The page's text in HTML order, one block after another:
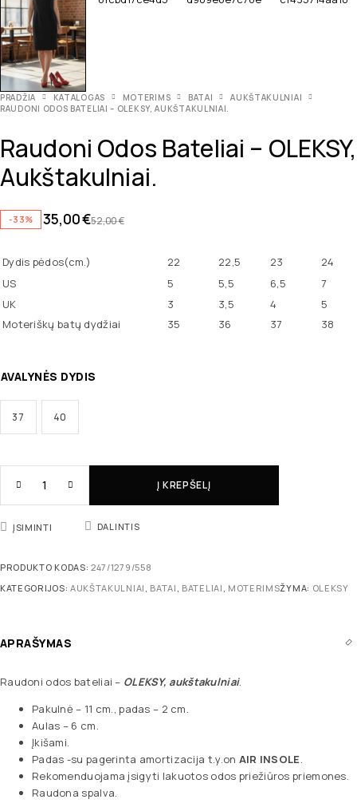
PRADŽIA KATALOGAS MOTERIMS BATAI
AUKŠTAKULNIAI
RAUDONI ODOS BATELIAI – OLEKSY, AUKŠTAKULNIAI.
Raudoni Odos Bateliai – OLEKSY,
Aukštakulniai.
-33% 52,00€
35,00€
Dydis pėdos(cm.) 22 22,5 23
24
US
5 5,5 6,5
7
UK
3 3,5 4
5
Moteriškų batų dydžiai
35 36 37 38
AVALYNĖS DYDIS
37 40
Į KREPŠELĮ
ĮSIMINTI DALINTIS
PRODUKTO KODAS: 247/1279/558
KATEGORIJOS: AUKŠTAKULNIAI BATAI BATELIAI MOTERIMSŽYMA: OLEKSY
APRAŠYMAS
Raudoni odos bateliai – OLEKSY, aukštakulniai.
Pakulnė – 11 cm., padas – 2 cm.
Aulas – 6 cm.
Įkišami.
Padas -su pagerinta amortizacija t.y.on AIR INSOLE.
Rekomenduojama įsigyti lakuotos odos priežiūros priemones.
Raudona spalva.